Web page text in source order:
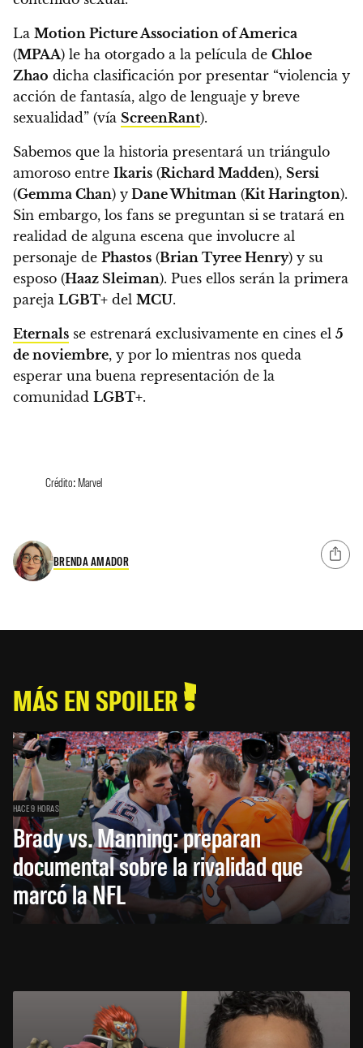
La Motion Picture Association of America
(MPAA) le ha otorgado a la película de Chloe
Zhao dicha clasificación por presentar “violencia y
acción de fantasía, algo de lenguaje y breve
sexualidad” (vía ScreenRant).
Sabemos que la historia presentará un triángulo
amoroso entre Ikaris (Richard Madden), Sersi
(Gemma Chan) y Dane Whitman (Kit Harington).
Sin embargo, los fans se preguntan si se tratará en
realidad de alguna escena que involucre al
personaje de Phastos (Brian Tyree Henry) y su
esposo (Haaz Sleiman). Pues ellos serán la primera
pareja LGBT+ del MCU.
Eternals se estrenará exclusivamente en cines el 5
de noviembre, y por lo mientras nos queda
esperar una buena representación de la
comunidad LGBT+.
Crédito: Marvel
BRENDA AMADOR
MÁS EN SPOILER
HACE 9 HORAS
Brady vs. Manning: preparan
documental sobre la rivalidad que
marcó la NFL